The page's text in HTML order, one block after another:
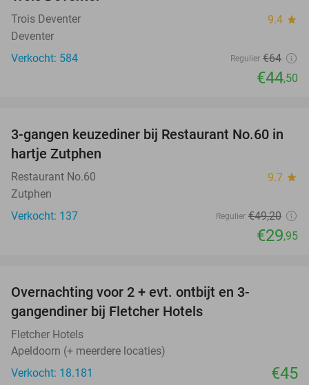
Trois Deventer 9.4 star
Deventer
Verkocht: 584
Regulier €64
€44,50
39%
3-gangen keuzediner bij Restaurant No.60 in
hartje Zutphen
Restaurant No.60 9.7 star
Zutphen
Verkocht: 137
Regulier €49,20
€29,95
Overnachting voor 2 + evt. ontbijt en 3-
gangendiner bij Fletcher Hotels
Fletcher Hotels
Apeldoorn (+ meerdere locaties)
Verkocht: 18.181
€45